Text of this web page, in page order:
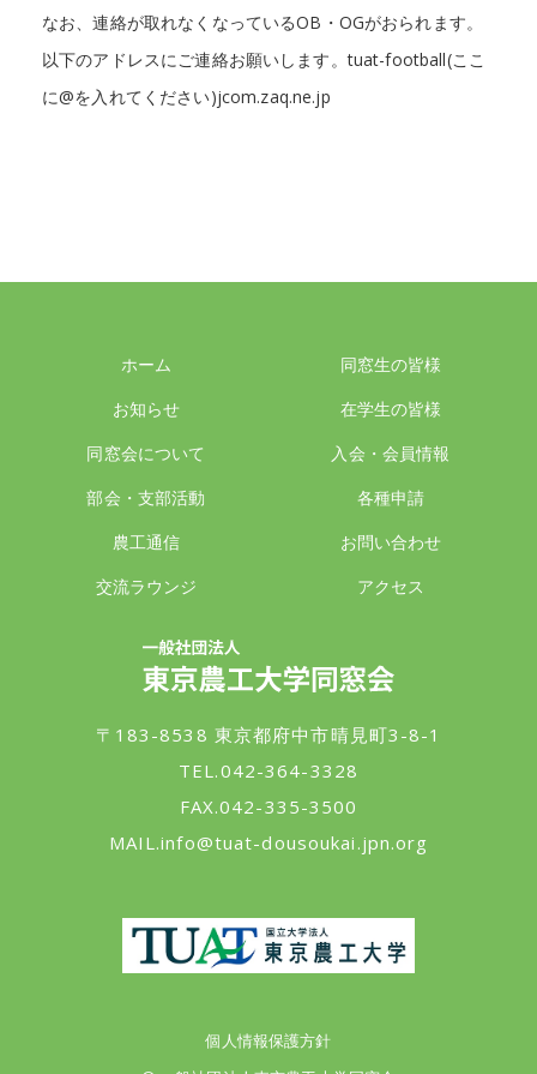
なお、連絡が取れなくなっているOB・OGがおられます。
以下のアドレスにご連絡お願いします。tuat-football(ここ
に@を入れてください)jcom.zaq.ne.jp
ホーム
お知らせ
同窓会について
部会・支部活動
農工通信
交流ラウンジ
同窓生の皆様
在学生の皆様
入会・会員情報
各種申請
お問い合わせ
アクセス
〒183-8538 東京都府中市晴見町3-8-1
TEL.042-364-3328
FAX.042-335-3500
MAIL.info@tuat-dousoukai.jpn.org
個人情報保護方針